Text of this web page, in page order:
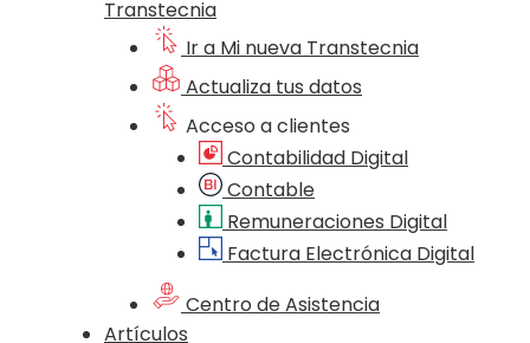
Transtecnia
Ir a Mi nueva Transtecnia
Actualiza tus datos
Acceso a clientes
Contabilidad Digital
Contable
Remuneraciones Digital
Factura Electrónica Digital
Centro de Asistencia
Artículos